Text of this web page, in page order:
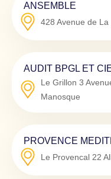
ANSEMBLE
428 Avenue de La
AUDIT BPGL ET
Le Grillon 3
Manosque
PROVENCE
Le Provencal 22